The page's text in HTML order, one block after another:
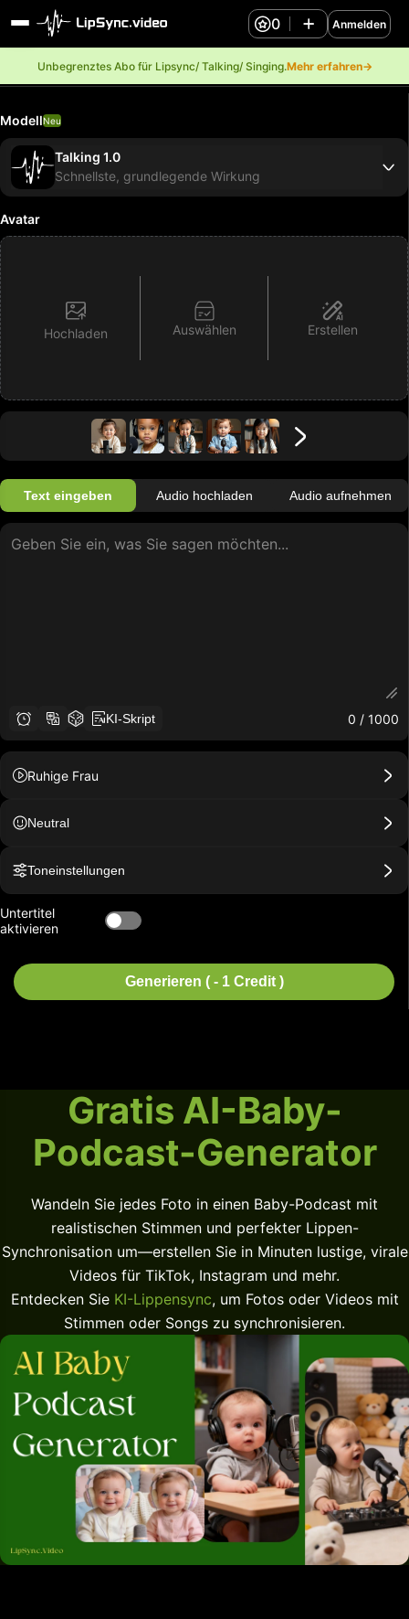
Unbegrenztes Abo für Lipsync/ Talking/ Singing.Mehr erfahren→
0 Anmelden
ModellNeu
Talking 1.0
Schnellste, grundlegende Wirkung
Avatar
Hochladen Auswählen Erstellen
Text eingeben Audio hochladen Audio aufnehmen
KI-Skript 0 / 1000
Ruhige Frau
Neutral
Toneinstellungen
Untertitel
aktivieren
Generieren ( - 1 Credit )
Gratis AI-Baby-
Podcast-Generator
Wandeln Sie jedes Foto in einen Baby-Podcast mit
realistischen Stimmen und perfekter Lippen-
Synchronisation um—erstellen Sie in Minuten lustige, virale
Videos für TikTok, Instagram und mehr.
Entdecken Sie KI-Lippensync, um Fotos oder Videos mit
Stimmen oder Songs zu synchronisieren.